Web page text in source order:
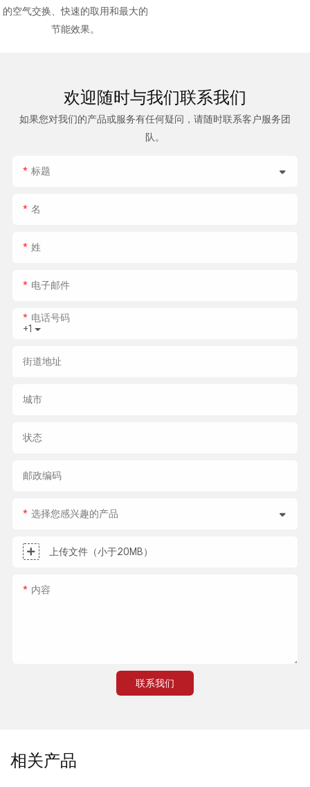
的空气交换、快速的取用和最大的
节能效果。
欢迎随时与我们联系我们
如果您对我们的产品或服务有任何疑问，请随时联系客户服务团
队。
标题
名
姓
电子邮件
+1
电话号码
街道地址
城市
状态
邮政编码
选择您感兴趣的产品
上传文件（小于20MB）
内容
联系我们
相关产品